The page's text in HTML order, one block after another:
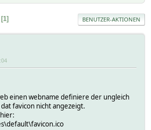
1 BENUTZER-AKTIONEN
einen webname definiere der ungleich
favicon nicht angezeigt.